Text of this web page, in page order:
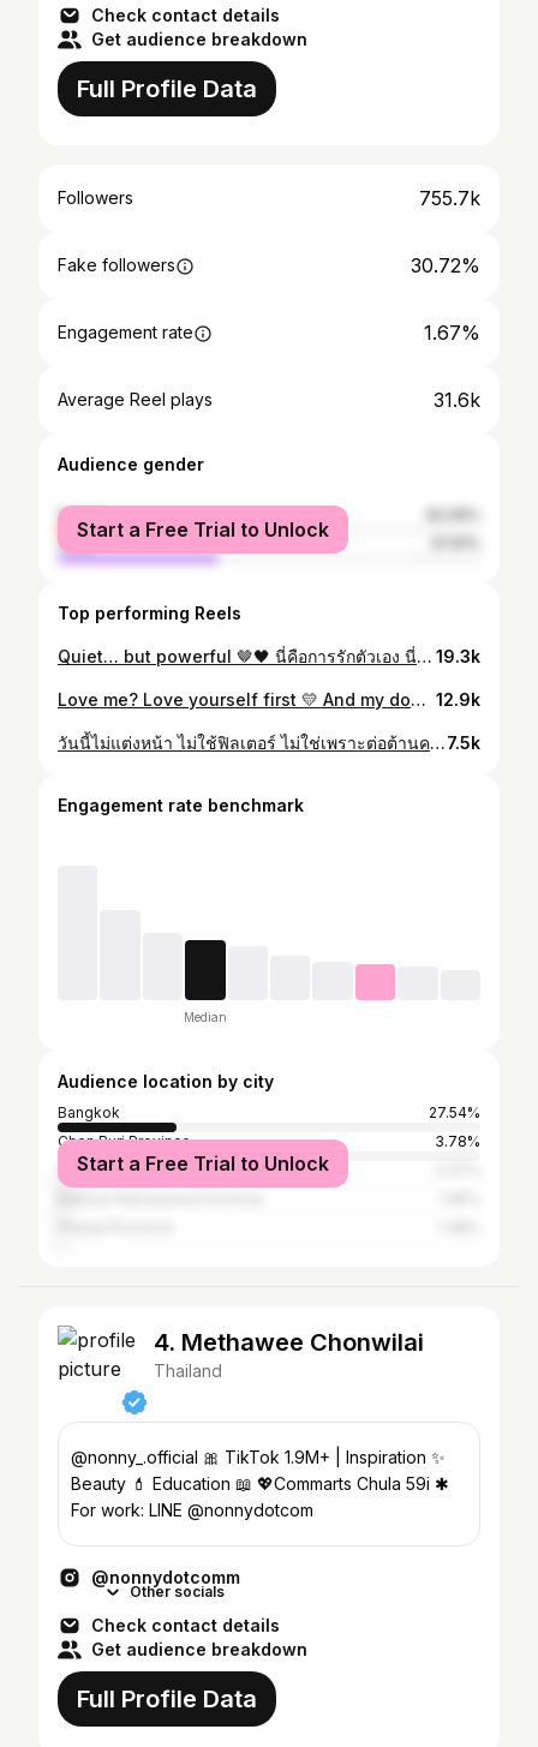
Check contact details
Get audience breakdown
Full Profile Data
Followers 755.7k
Fake followers 30.72%
Engagement rate 1.67%
Average Reel plays 31.6k
Audience gender
female
male
Start a Free Trial to Unlock
Top performing Reels
Quiet… but powerful 🤎🖤 นี่คือการรักตัวเอง นี่คือวินัยของวัยนี้ นี่คือพลังที่เราสร้างเพื่อตัวเอง #FITWITHYO 📸 Joyjoy 31 19.3k
Love me? Love yourself first 💛 And my dog… that’s non negotiable 🐶 @myshihtzu12 @sanboutiquevillasrayong 12.9k
วันนี้ไม่แต่งหน้า ไม่ใช้ฟิลเตอร์ ไม่ใช่เพราะต่อต้านความสวยที่ถูกปรุงแต่ง แต่เพราะอยากให้ความเรียบง่ายได้มีพื้นที่ของมันบ้าง ❤️ เพราะชีวิตจริงเราอาจจะตื่นขึ้นมาใต้ตาคล้ำ เป็นสิว หน้าขึ้นผื่น ปากแห้ง นอนน้อย….. ช่างมัน 😌 เราเป็นได้ทั้งวันที่สวยจัด และวันที่ไม่มีอะไรเลย และไม่มีแบบไหนผิด แค่วันนี้เลือกเป็นตัวเองแบบไม่ต้องเพิ่มอะไร และยอมรับตัวเองในเวอร์ชันนี้ได้ เท่านี้ก็สวยแล้ว 🌈 ความสวยไม่จำเป็นต้องเหมือนเดิมทุกวัน แค่เรามั่นใจในสิ่งที่เราเป็นพอ Real beauty lives in confidence, not perfection #nomakeup #nofilter #loveyourself #fitwithyo #realbeauty ปล. ขอบคุณทริปดีๆ เป็นรีทรีทที่ดีมากค่ะ @arthit.house7.5k
Engagement rate benchmark
Median
Audience location by city
Bangkok
27.54%
Chon Buri Province
3.78%
Chiang Mai Province
Start a Free Trial to Unlock
4. Methawee Chonwilai
Thailand
@nonny_.official 🎀 TikTok 1.9M+ | Inspiration ✨
Beauty 💄 Education 📖 💖Commarts Chula 59i ✱
For work: LINE @nonnydotcom
@nonnydotcomm
Other socials
Check contact details
Get audience breakdown
Full Profile Data